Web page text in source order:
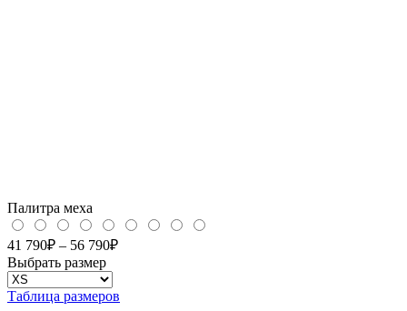
Палитра меха
41 790₽ – 56 790₽
Выбрать размер
Таблица размеров